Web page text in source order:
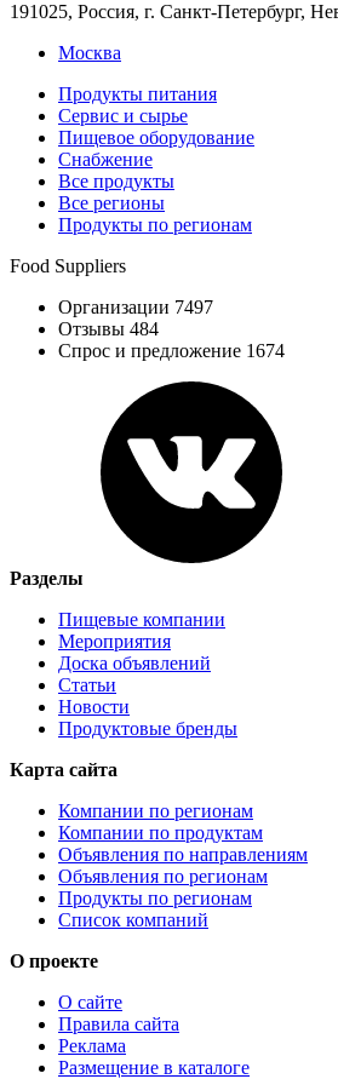
191025, Россия, г. Санкт-Петербург,
Москва
Продукты питания
Сервис и сырье
Пищевое оборудование
Снабжение
Все продукты
Все регионы
Продукты по регионам
Food Suppliers
Организации 7497
Отзывы 484
Спрос и предложение 1674
Разделы
Пищевые компании
Мероприятия
Доска объявлений
Статьи
Новости
Продуктовые бренды
Карта сайта
Компании по регионам
Компании по продуктам
Объявления по направлениям
Объявления по регионам
Продукты по регионам
Список компаний
О проекте
О сайте
Правила сайта
Реклама
Размещение в каталоге